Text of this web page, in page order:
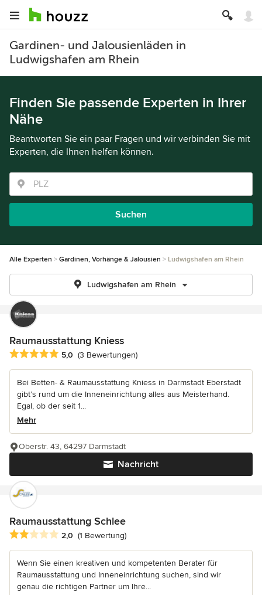
Gardinen- und Jalousienläden in
Ludwigshafen am Rhein
Finden Sie passende Experten in Ihrer
Nähe
Beantworten Sie ein paar Fragen und wir verbinden Sie mit
Experten, die Ihnen helfen können.
Suchen
Alle Experten Gardinen, Vorhänge & Jalousien Ludwigshafen am Rhein
Ludwigshafen am Rhein
Raumausstattung Kniess
Durchschnittliche Bewertung: 5 von 5 Sternen
5,0 (3 Bewertungen)
Bei Betten- & Raumausstattung Kniess in Darmstadt Eberstadt
gibt’s rund um die Inneneinrichtung alles aus Meisterhand.
Egal, ob der seit 1...
Mehr
Nachricht
Oberstr. 43, 64297 Darmstadt
Raumausstattung Schlee
Durchschnittliche Bewertung: 2 von 5 Sternen
2,0 (1 Bewertung)
Wenn Sie einen kreativen und kompetenten Berater für
Raumausstattung und Inneneinrichtung suchen, sind wir
genau die richtigen Partner um Ihre...